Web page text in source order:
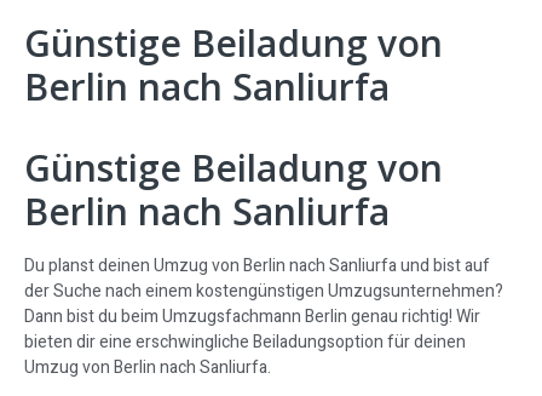
Günstige Beiladung von
Berlin nach Sanliurfa
Günstige Beiladung von
Berlin nach Sanliurfa
Du planst deinen Umzug von Berlin nach Sanliurfa und bist auf
der Suche nach einem kostengünstigen Umzugsunternehmen?
Dann bist du beim Umzugsfachmann Berlin genau richtig! Wir
bieten dir eine erschwingliche Beiladungsoption für deinen
Umzug von Berlin nach Sanliurfa.